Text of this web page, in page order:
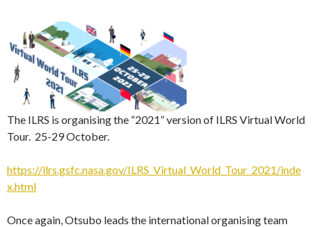
The ILRS is organising the “2021” version of ILRS Virtual World
Tour. 25-29 October.
https://ilrs.gsfc.nasa.gov/ILRS_Virtual_World_Tour_2021/inde
x.html
Once again, Otsubo leads the international organising team